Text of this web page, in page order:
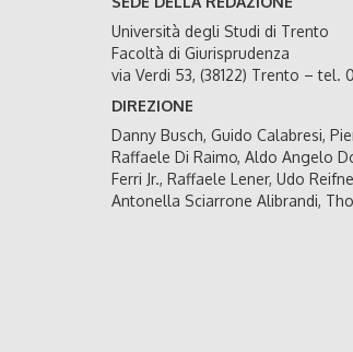
Università degli Studi di Trento
Facoltà di Giurisprudenza
via Verdi 53, (38122) Trento – tel.
DIREZIONE
Danny Busch, Guido Calabresi,
Raffaele Di Raimo, Aldo Angelo
Ferri Jr., Raffaele Lener, Udo
Antonella Sciarrone Alibrandi,